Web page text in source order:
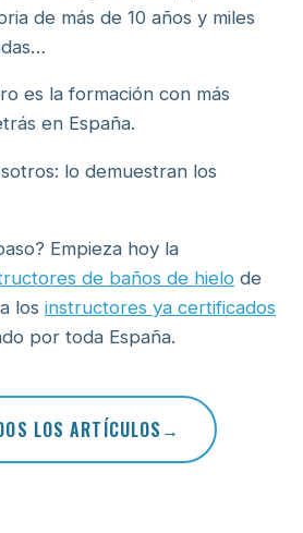
de más de 10 años y miles
es la formación con más
en España.
lo demuestran los
Empieza hoy la
de baños de hielo de
los instructores ya certificados
por toda España.
LOS ARTÍCULOS